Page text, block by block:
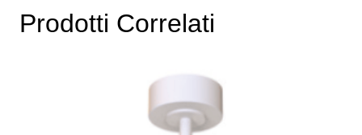
Prodotti Correlati